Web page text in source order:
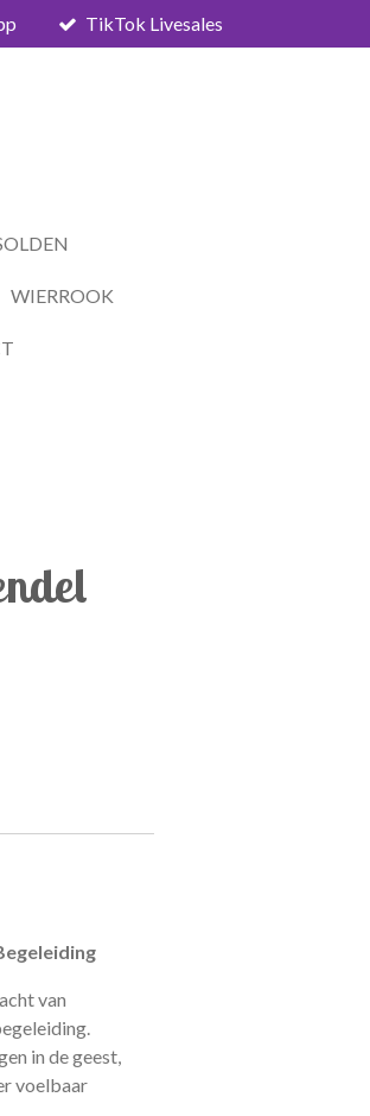
TikTok Livesales
WIERROOK
van
in de geest,
voelbaar